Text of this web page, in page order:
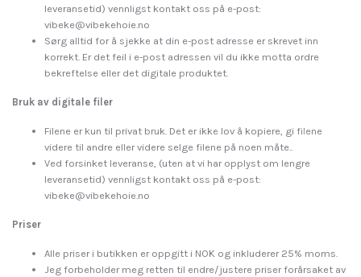
leveransetid) vennligst kontakt oss på e-post:
vibeke@vibekehoie.no
Sørg alltid for å sjekke at din e-post adresse er skrevet inn
korrekt. Er det feil i e-post adressen vil du ikke motta ordre
bekreftelse eller det digitale produktet.
Bruk av digitale filer
Filene er kun til privat bruk. Det er ikke lov å kopiere, gi filene
videre til andre eller videre selge filene på noen måte..
Ved forsinket leveranse, (uten at vi har opplyst om lengre
leveransetid) vennligst kontakt oss på e-post:
vibeke@vibekehoie.no
Priser
Alle priser i butikken er oppgitt i NOK og inkluderer 25% moms.
Jeg forbeholder meg retten til endre/justere priser forårsaket av